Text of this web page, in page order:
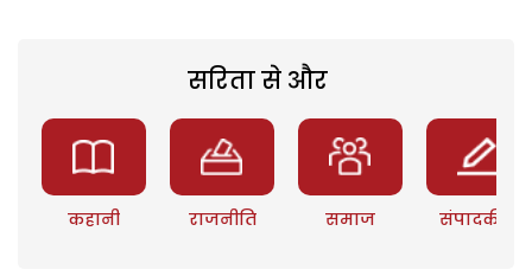
सरिता से और
कहानी राजनीति समाज संपादकीय